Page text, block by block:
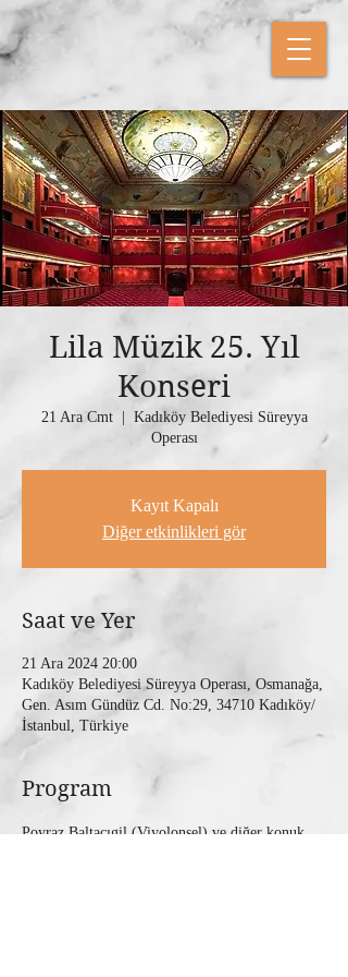
Lila Müzik 25. Yıl
Konseri
21 Ara Cmt
  |
Kadıköy Belediyesi Süreyya
Operası
Kayıt Kapalı
Diğer etkinlikleri gör
Saat ve Yer
21 Ara 2024 20:00
Kadıköy Belediyesi Süreyya Operası, Osmanağa,
Gen. Asım Gündüz Cd. No:29, 34710 Kadıköy/
İstanbul, Türkiye
Program
Poyraz Baltacıgil (Viyolonsel) ve diğer konuk